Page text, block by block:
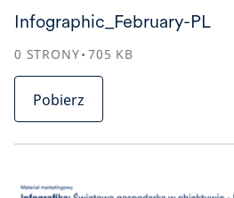
Infographic_February-PL
0 STRONY 705 KB
Pobierz